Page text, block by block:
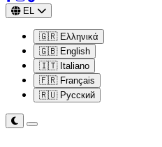
EL
🇬🇷 Ελληνικά
🇬🇧 English
🇮🇹 Italiano
🇫🇷 Français
🇷🇺 Русский